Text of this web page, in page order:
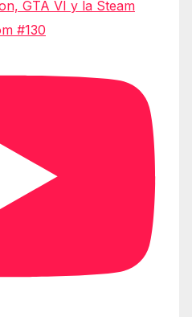
GTA VI y la Steam
#130